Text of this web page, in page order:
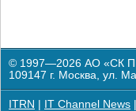
© 1997—2026 АО «СК
109147 г. Москва, ул.
ITRN IT Channel News